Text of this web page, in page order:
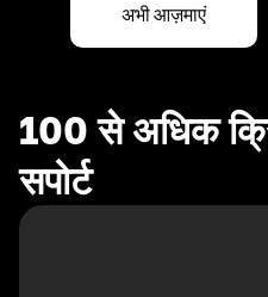
अभी आज़माएं
100 से अधिक
सपोर्ट